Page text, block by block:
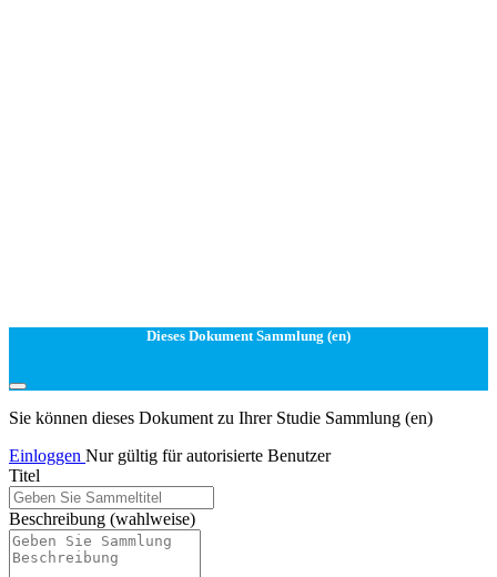
Dieses Dokument Sammlung (en)
Sie können dieses Dokument zu Ihrer Studie Sammlung (en)
Einloggen Nur gültig für autorisierte Benutzer
Titel
Beschreibung (wahlweise)